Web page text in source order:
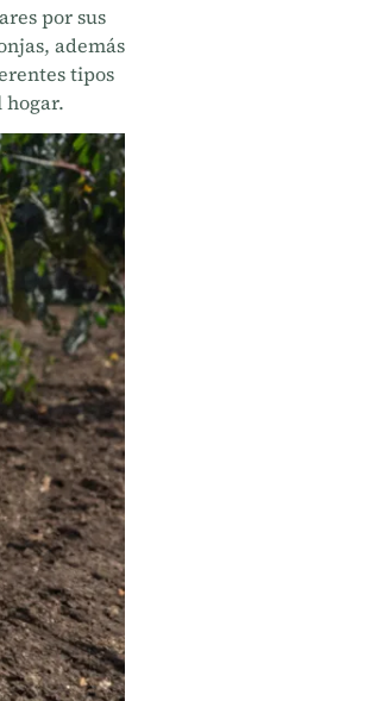
por sus
además
tipos
hogar.